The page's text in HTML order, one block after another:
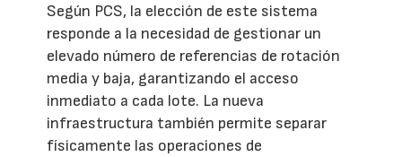
Según PCS, la elección de este sistema
responde a la necesidad de gestionar un
elevado número de referencias de rotación
media y baja, garantizando el acceso
inmediato a cada lote. La nueva
infraestructura también permite separar
físicamente las operaciones de